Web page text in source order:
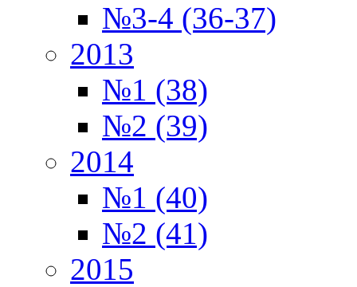
№3-4 (36-37)
2013
№1 (38)
№2 (39)
2014
№1 (40)
№2 (41)
2015